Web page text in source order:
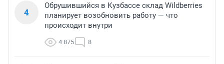
4
Обрушившийся в Кузбассе склад Wildberries
планирует возобновить работу — что
происходит внутри
4 875 8